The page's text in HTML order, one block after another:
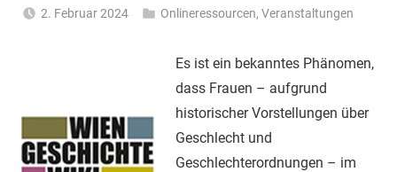
Österreich
2. Februar 2024
Gerhalter
Onlineressourcen,Veranstaltungen
Es ist ein bekanntes Phänomen,
dass Frauen – aufgrund
historischer Vorstellungen über
Geschlecht und
Geschlechterordnungen – im